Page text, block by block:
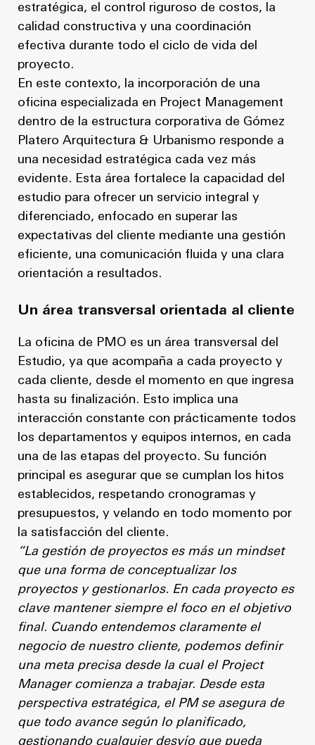
estratégica, el control riguroso de costos, la
calidad constructiva y una coordinación
efectiva durante todo el ciclo de vida del
proyecto.
En este contexto, la incorporación de una
oficina especializada en Project Management
dentro de la estructura corporativa de Gómez
Platero Arquitectura & Urbanismo responde a
una necesidad estratégica cada vez más
evidente. Esta área fortalece la capacidad del
estudio para ofrecer un servicio integral y
diferenciado, enfocado en superar las
expectativas del cliente mediante una gestión
eficiente, una comunicación fluida y una clara
orientación a resultados.
Un área transversal orientada al cliente
La oficina de PMO es un área transversal del
Estudio, ya que acompaña a cada proyecto y
cada cliente, desde el momento en que ingresa
hasta su finalización. Esto implica una
interacción constante con prácticamente todos
los departamentos y equipos internos, en cada
una de las etapas del proyecto. Su función
principal es asegurar que se cumplan los hitos
establecidos, respetando cronogramas y
presupuestos, y velando en todo momento por
la satisfacción del cliente.
“La gestión de proyectos es más un mindset
que una forma de conceptualizar los
proyectos y gestionarlos. En cada proyecto es
clave mantener siempre el foco en el objetivo
final. Cuando entendemos claramente el
negocio de nuestro cliente, podemos definir
una meta precisa desde la cual el Project
Manager comienza a trabajar. Desde esta
perspectiva estratégica, el PM se asegura de
que todo avance según lo planificado,
gestionando cualquier desvío que pueda